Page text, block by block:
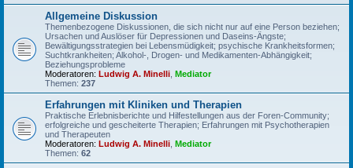
Allgemeine Diskussion
Themenbezogene Diskussionen, die sich nicht nur auf eine Person beziehen;
Ursachen und Auslöser für Depressionen und Daseins-Ängste;
Bewältigungsstrategien bei Lebensmüdigkeit; psychische Krankheitsformen;
Suchtkrankheiten; Alkohol-, Drogen- und Medikamenten-Abhängigkeit;
Beziehungsprobleme
Moderatoren: Ludwig A. Minelli Mediator
Themen: 237
Erfahrungen mit Kliniken und Therapien
Praktische Erlebnisberichte und Hilfestellungen aus der Foren-Community;
erfolgreiche und gescheiterte Therapien; Erfahrungen mit Psychotherapien
und Therapeuten
Moderatoren: Ludwig A. Minelli Mediator
Themen: 62